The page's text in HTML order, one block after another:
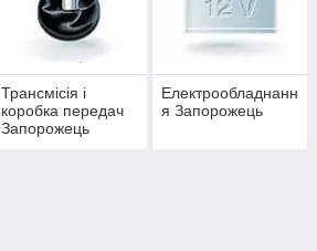
Трансмісія і
коробка передач
Запорожець
Електрообладнанн
я Запорожець